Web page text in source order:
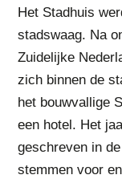
Het Stadhuis
stadswaag. Na
Zuidelijke
zich binnen de
het bouwvallige
een hotel. Het
geschreven in
stemmen voor